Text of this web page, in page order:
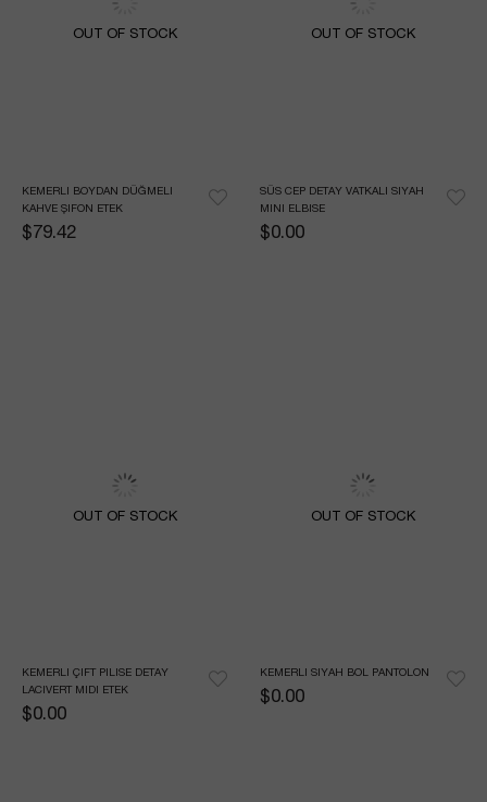
OUT OF STOCK
KEMERLI BOYDAN DÜĞMELI
KAHVE ŞIFON ETEK
$79.42
OUT OF STOCK
SÜS CEP DETAY VATKALI SIYAH
MINI ELBISE
$0.00
OUT OF STOCK
KEMERLI ÇIFT PILISE DETAY
LACIVERT MIDI ETEK
$0.00
OUT OF STOCK
KEMERLI SIYAH BOL PANTOLON
$0.00